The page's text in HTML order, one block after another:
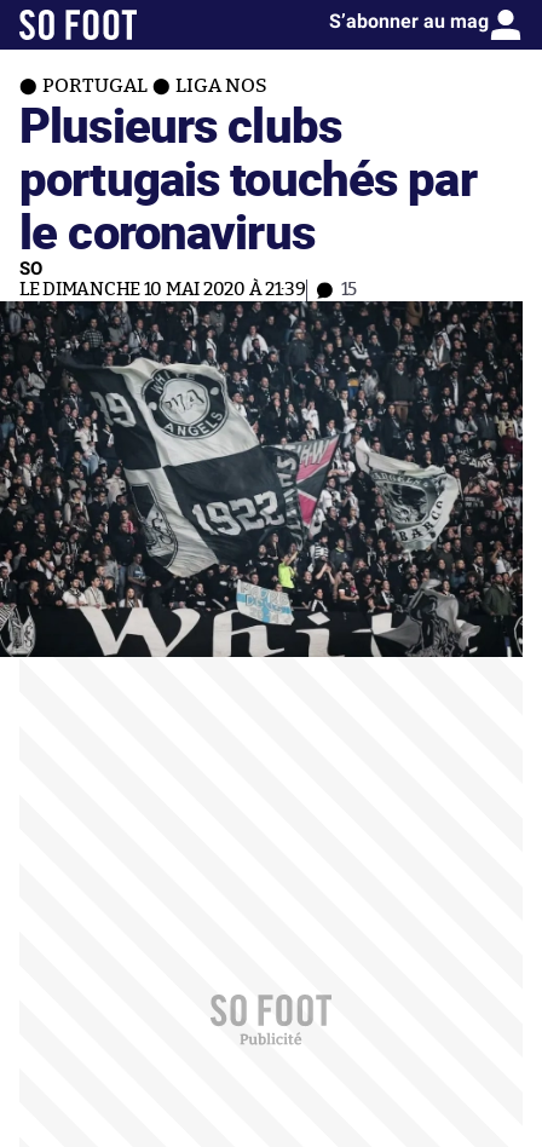
S’abonner au mag
PORTUGAL LIGA NOS
Plusieurs clubs
portugais touchés par
le coronavirus
SO
LE DIMANCHE 10 MAI 2020 À 21:39 15